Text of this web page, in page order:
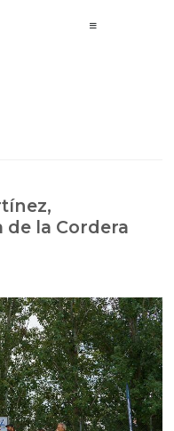
de la Cordera